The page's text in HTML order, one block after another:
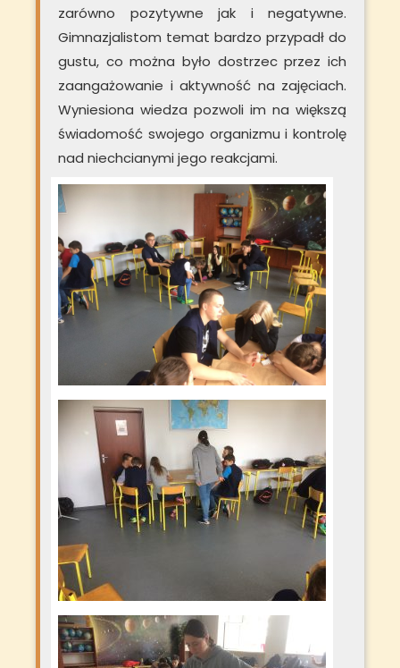
zarówno pozytywne jak i negatywne.
Gimnazjalistom temat bardzo przypadł do
gustu, co można było dostrzec przez ich
zaangażowanie i aktywność na zajęciach.
Wyniesiona wiedza pozwoli im na większą
świadomość swojego organizmu i kontrolę
nad niechcianymi jego reakcjami.